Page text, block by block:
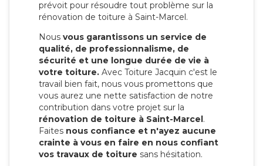
prévoit pour résoudre tout problème sur la
rénovation de toiture à Saint-Marcel.
Nous vous garantissons un service de
qualité, de professionnalisme, de
sécurité et une longue durée de vie à
votre toiture. Avec Toiture Jacquin c'est le
travail bien fait, nous vous promettons que
vous aurez une nette satisfaction de notre
contribution dans votre projet sur la
rénovation de toiture à Saint-Marcel.
Faites nous confiance et n'ayez aucune
crainte à vous en faire en nous confiant
vos travaux de toiture sans hésitation.